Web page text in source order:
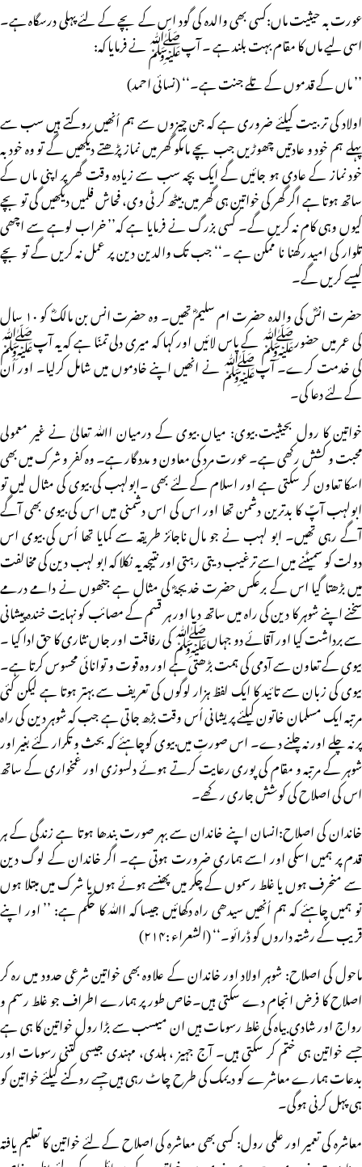
عورت بہ حیثیت ماں:کسی بھی والدہ کی گود اس کے بچے کے لئے پہلی درسگاہ ہے۔
اسی لیے ماں کا مقام بہت بلند ہے ۔ آپﷺ نے فرمایا کہ:
’’ ماں کے قدموں کے تلے جنت ہے۔‘‘ (نسائی احمد)
اولاد کی تربیت کیلئے ضروری ہے کہ جن چیزوں سے ہم اُنھیں روکتے ہیں سب سے
پہلے ہم خود و عادتیں چھوڑیں جب بچے ماںکو گھر میں نماز پڑھتے دیکھیں گے تو وہ خود بہ
خود نماز کے عادی ہو جائیں گے ایک بچہ سب سے زیادہ وقت گھر پر اپنی ماں کے
ساتھ ہوتا ہے اگر گھر کی خواتین ہی گھر میں بیٹھ کر ٹی وی، فحاش فلمیں دیکھیں گی تو بچے
کیوں وہی کام نہ کریں گے۔ کسی بزرگ نے فرمایا ہے کہ’’ خراب لوہے سے اچھی
تلوار کی امید رکھنا نا ممکن ہے ۔‘‘ جب تک والدین دین پر عمل نہ کریں گے تو بچے
کیسے کریں گے۔
حضرت انسؓ کی والدہ حضرت ام سلیمؓ تھیں۔ وہ حضرت انس بن مالکؓ کو ۱۰ سال
کی عمر میں حضورﷺ کے پاس لائیں اور کہا کہ میری دلی تمنّا ہے کہ یہ آپﷺ
کی خدمت کرے۔ آپﷺ نے انھیں اپنے خادموں میں شامل کرلیا۔ اور اُن
کے لئے دعا کی۔
خواتین کا رول بحیثیت بیوی: میاں بیوی کے درمیان اﷲ تعالیٰ نے غیر معمولی
محبت و کشش رکھی ہے۔ عورت مرد کی معاون و مدد گار ہے۔ وہ کفر و شرک میں بھی
اسکا تعاون کر سکتی ہے اور اسلام کے لئے بھی ۔ابولہب کی بیوی کی مثال لیں تو
ابولہب آپؐ کا بدترین دشمن تھا اور اس کی اس دشمنی میں اس کی بیوی بھی آگے
آگے رہی تھیں۔ ابو لہب نے جو مال ناجائز طریقہ سے کمایا تھا اُس کی بیوی اس
دولت کو سمیٹنے میں اسے ترغیب دیتی رہتی اور نتیجہ یہ نکلا کہ ابو لہب دین کی مخالفت
میں بڑھتا گیا اس کے برعکس حضرت خدیجہؓ کی مثال ہے جنھوں نے دامے درمے
سخنے اپنے شوہر کا دین کی راہ میں ساتھ دیا اور ہر قسم کے مصائب کو نہایت خندہ پیشانی
سے برداشت کیا اور آقائے دو جہاںﷺ کی رفاقت اور جاں نثاری کا حق ادا کیا ۔
بیوی کے تعاون سے آدمی کی ہمت بڑھتی ہے اور وہ قوت و توانائی محسوس کرتا ہے۔
بیوی کی زبان سے تائید کا ایک لفظ ہزار لوگوں کی تعریف سے بہتر ہوتا ہے لیکن کئی
مرتبہ ایک مسلمان خاتون کیلئے پریشانی اُس وقت بڑھ جاتی ہے جب کہ شوہر دین کی راہ
پر نہ چلے اور نہ چلنے دے۔ اس صورتِ میں بیوی کوچاہئے کہ بحث و تکرار کئے بغیر اور
شوہر کے مرتبہ و مقام کی پوری رعایت کرتے ہوئے دلسوزی اور غمخواری کے ساتھ
اس کی اصلاح کی کوشش جاری رکھے۔
خاندان کی اصلاح:انسان اپنے خاندان سے بہر صورت بندھا ہوتا ہے زندگی کے ہر
قدم پر ہمیں اسکی اور اسے ہماری ضرورت ہوتی ہے۔ اگر خاندان کے لوگ دین
سے منحرف ہوں یا غلط رسموں کے چکر میں پھنسے ہوئے ہوں یا شرک میں مبتلا ہوں
تو ہمیں چاہئے کہ ہم اُنھیں سیدھی راہ دکھائیں جیسا کہ اﷲ کا حکم ہے: ’’ اور اپنے
قریب کے رشتہ داروں کو ڈرائو۔‘‘ (الشعراء :۲۱۴)
ماحول کی اصلاح: شوہر اولاد اور خاندان کے علاوہ بھی خواتین شرعی حدود میں رہ کر
اصلاح کا فرض انجام دے سکتی ہیں۔خاص طور پر ہمارے اطراف جو غلط رسم و
رواج اور شادی بیاہ کی غلط رسومات ہیں ان میںسب سے بڑا رول خواتین کا ہی ہے
جسے خواتین ہی ختم کر سکتی ہیں۔ آج جہیز ، ہلدی، مہندی جیسی کتنی رسومات اور
بدعات ہمارے معاشرے کو دیمک کی طرح چاٹ رہی ہیں جِسے روکنے کیلئے خواتین کو
ہی پہل کرنی ہوگی۔
معاشرہ کی تعمیر اور علمی رول: کسی بھی معاشرہ کی اصلاح کے لئے خواتین کا تعلیم یافتہ